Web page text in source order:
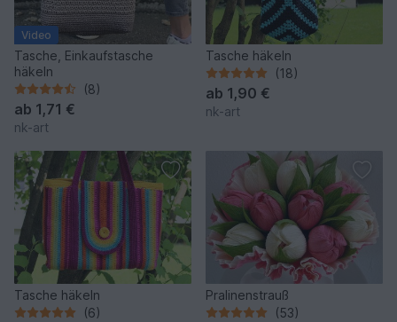
Video
Tasche, Einkaufstasche
häkeln
(8)
ab 1,71 €
nk-art
Tasche häkeln
(18)
ab 1,90 €
nk-art
Tasche häkeln
(6)
Pralinenstrauß
(53)